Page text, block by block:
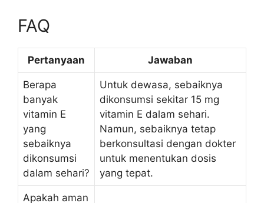
FAQ
Pertanyaan Jawaban
Berapa
banyak
vitamin E
yang
sebaiknya
dikonsumsi
dalam sehari?
Untuk dewasa, sebaiknya
dikonsumsi sekitar 15 mg
vitamin E dalam sehari.
Namun, sebaiknya tetap
berkonsultasi dengan dokter
untuk menentukan dosis
yang tepat.
Apakah aman